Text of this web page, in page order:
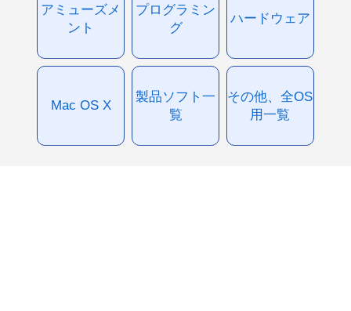
アミューズメ
ント
プログラミン
グ
ハードウェア
Mac OS X
製品ソフト一
覧
その他、全OS
用一覧